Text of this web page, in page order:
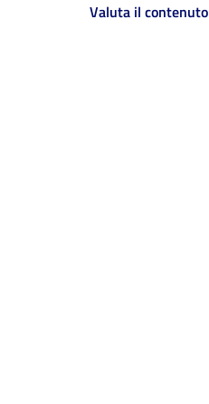
Valuta il contenuto